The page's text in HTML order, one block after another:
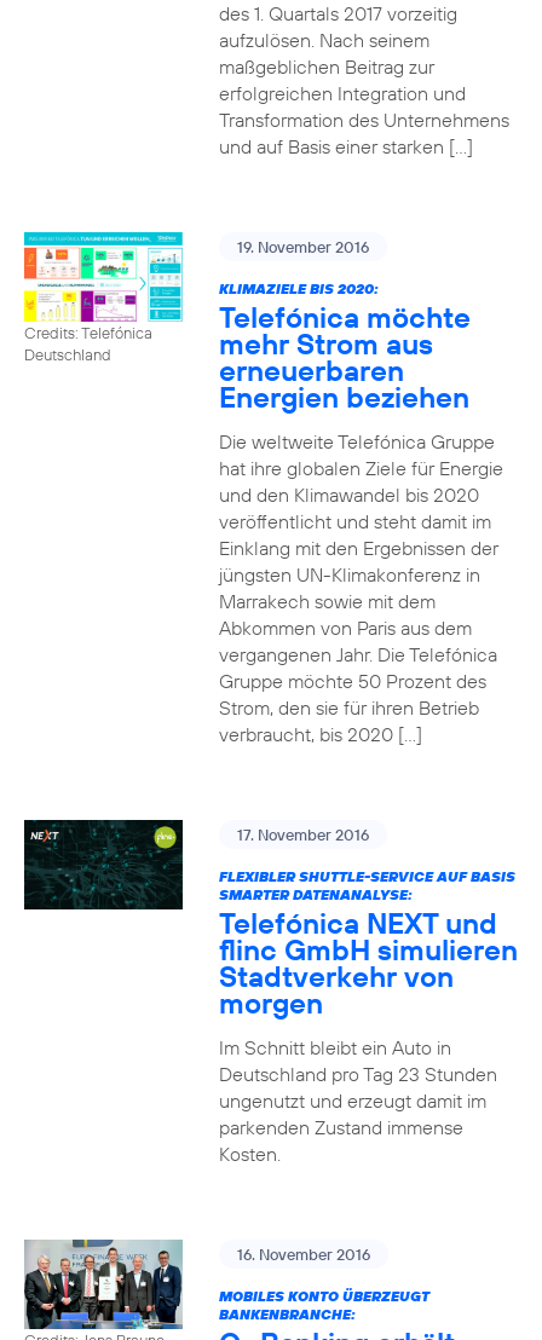
des 1. Quartals 2017 vorzeitig
aufzulösen. Nach seinem
maßgeblichen Beitrag zur
erfolgreichen Integration und
Transformation des Unternehmens
und auf Basis einer starken […]
Credits: Telefónica
Deutschland
19. November 2016
KLIMAZIELE BIS 2020:
Telefónica möchte
mehr Strom aus
erneuerbaren
Energien beziehen
Die weltweite Telefónica Gruppe
hat ihre globalen Ziele für Energie
und den Klimawandel bis 2020
veröffentlicht und steht damit im
Einklang mit den Ergebnissen der
jüngsten UN-Klimakonferenz in
Marrakech sowie mit dem
Abkommen von Paris aus dem
vergangenen Jahr. Die Telefónica
Gruppe möchte 50 Prozent des
Strom, den sie für ihren Betrieb
verbraucht, bis 2020 […]
17. November 2016
FLEXIBLER SHUTTLE-SERVICE AUF BASIS
SMARTER DATENANALYSE:
Telefónica NEXT und
flinc GmbH simulieren
Stadtverkehr von
morgen
Im Schnitt bleibt ein Auto in
Deutschland pro Tag 23 Stunden
ungenutzt und erzeugt damit im
parkenden Zustand immense
Kosten.
16. November 2016
MOBILES KONTO ÜBERZEUGT
BANKENBRANCHE: